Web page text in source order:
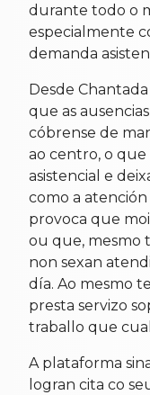
durante todo o
especialmente
demanda
Desde
que as
cóbrense de
ao centro, o
asistencial e
como a atención
provoca que
ou que, mesmo
non sexan
día. Ao mesmo
presta servizo
traballo que
A plataforma
logran cita co